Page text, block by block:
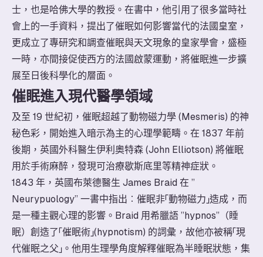
士，也是哈佛大學的教授。在書中，他引用了很多當時社
會上的一手資料，提出了催眠如何影響當代的法國皇室，
更成立了專研究和調查催眠與天文現象的皇家學會，盛極
一時，亦間接促使西方的法國啟蒙運動，將催眠進一步擴
展至日後科學化的層面。
催眠進入現代醫學領域
及至 19 世紀初，催眠超越了動物磁力學 (Mesmeris) 的神
秘色彩，開始進入暗示為主的心理學範疇。在 1837 年前
後期，英國外科醫生伊利奧特森 (John Elliotson) 將催眠
用於手術麻醉，發現可治療歇斯底里等精神症狀。
1843 年，英國布萊德醫生 James Braid 在 ”
Neurypuology” 一書中指出︰催眠非「動物磁力」造成，而
是一種主觀心理的影響。Braid 用希臘語 ”hypnos”（睡
眠）創造了「催眠術」(hypnotism) 的詞彙，故他亦被稱「現
代催眠之父」。他用生理學角度解釋催眠為半睡眠狀態，集